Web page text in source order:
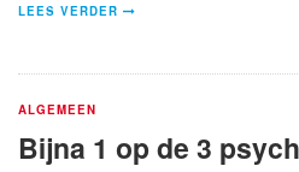
LEES VERDER
ALGEMEEN
Bijna 1 op de 3